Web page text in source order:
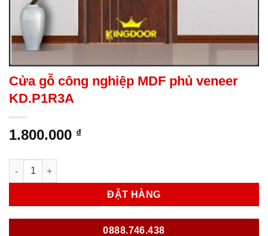
Cửa gỗ công nghiệp MDF phủ veneer
KD.P1R3A
1.800.000 ₫
Cửa gỗ công nghiệp MDF phủ veneer KD.P1R3A số lượng
ĐẶT HÀNG
0888.746.438